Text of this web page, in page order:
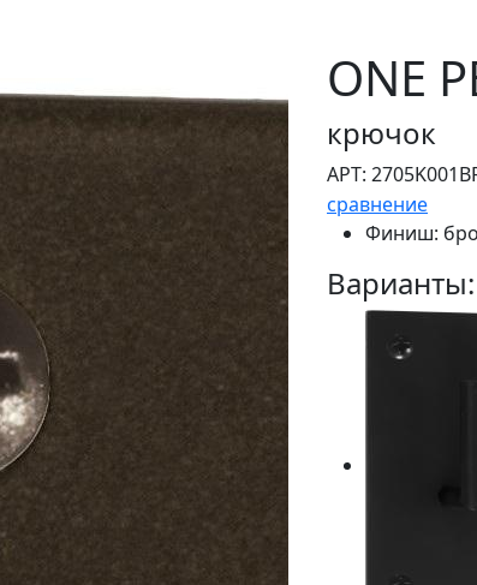
ONE
крючок
АРТ:
сравнение
Финиш:
Варианты: